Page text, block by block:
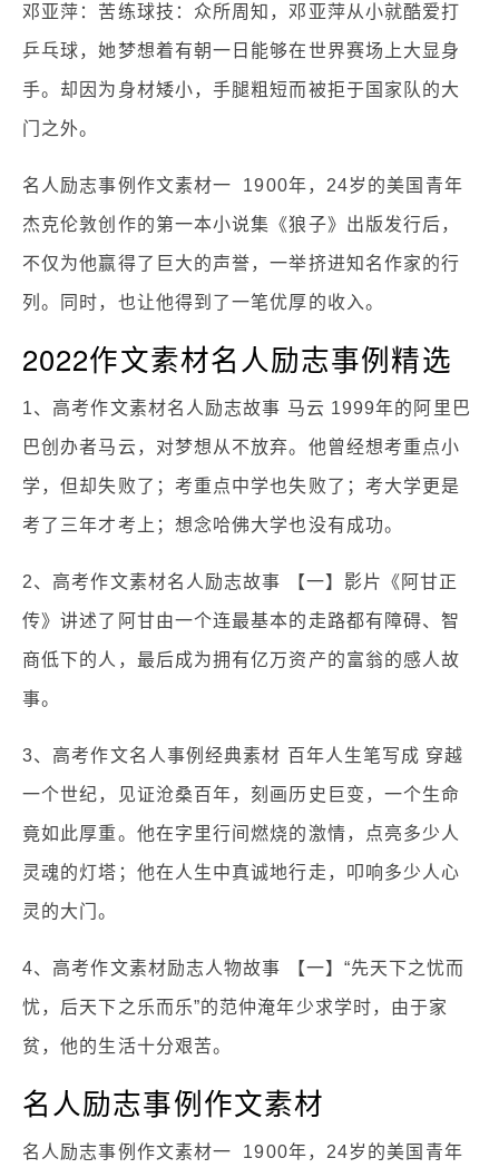
邓亚萍：苦练球技：众所周知，邓亚萍从小就酷爱打
乒乓球，她梦想着有朝一日能够在世界赛场上大显身
手。却因为身材矮小，手腿粗短而被拒于国家队的大
门之外。
名人励志事例作文素材一 1900年，24岁的美国青年
杰克伦敦创作的第一本小说集《狼子》出版发行后，
不仅为他赢得了巨大的声誉，一举挤进知名作家的行
列。同时，也让他得到了一笔优厚的收入。
2022作文素材名人励志事例精选
1、高考作文素材名人励志故事 马云 1999年的阿里巴
巴创办者马云，对梦想从不放弃。他曾经想考重点小
学，但却失败了；考重点中学也失败了；考大学更是
考了三年才考上；想念哈佛大学也没有成功。
2、高考作文素材名人励志故事 【一】影片《阿甘正
传》讲述了阿甘由一个连最基本的走路都有障碍、智
商低下的人，最后成为拥有亿万资产的富翁的感人故
事。
3、高考作文名人事例经典素材 百年人生笔写成 穿越
一个世纪，见证沧桑百年，刻画历史巨变，一个生命
竟如此厚重。他在字里行间燃烧的激情，点亮多少人
灵魂的灯塔；他在人生中真诚地行走，叩响多少人心
灵的大门。
4、高考作文素材励志人物故事 【一】“先天下之忧而
忧，后天下之乐而乐”的范仲淹年少求学时，由于家
贫，他的生活十分艰苦。
名人励志事例作文素材
名人励志事例作文素材一 1900年，24岁的美国青年